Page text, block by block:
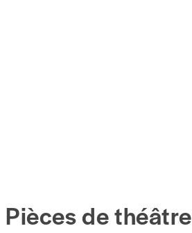
Pièces de théâtre